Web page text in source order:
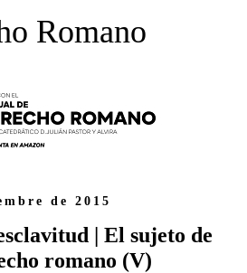
Romano
de 2015
| El sujeto de
romano (V)